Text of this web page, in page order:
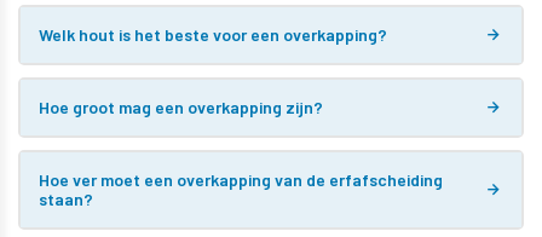
Welk hout is het beste voor een overkapping?
Hoe groot mag een overkapping zijn?
Hoe ver moet een overkapping van de erfafscheiding
staan?